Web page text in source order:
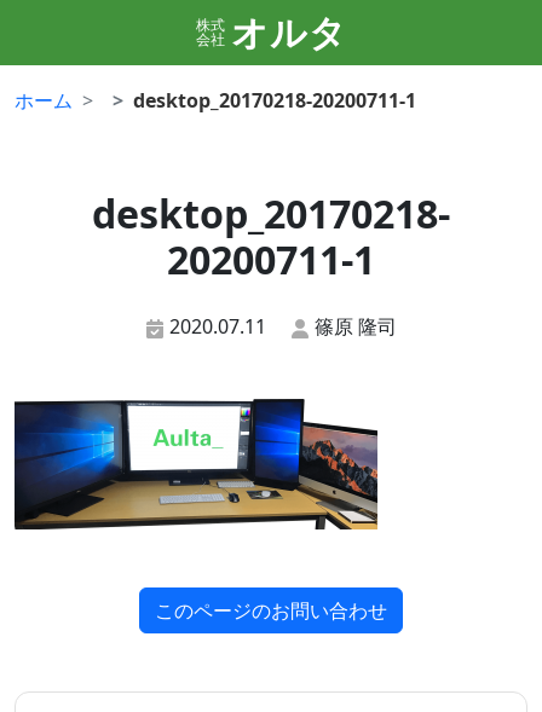
株式
会社 オルタ
ホーム desktop_20170218-20200711-1
desktop_20170218-
20200711-1
2020.07.11 篠原 隆司
このページのお問い合わせ